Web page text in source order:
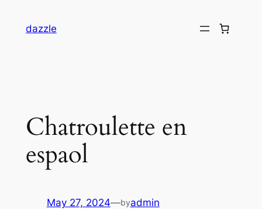
dazzle
Chatroulette en
espaol
May 27, 2024—byadmin